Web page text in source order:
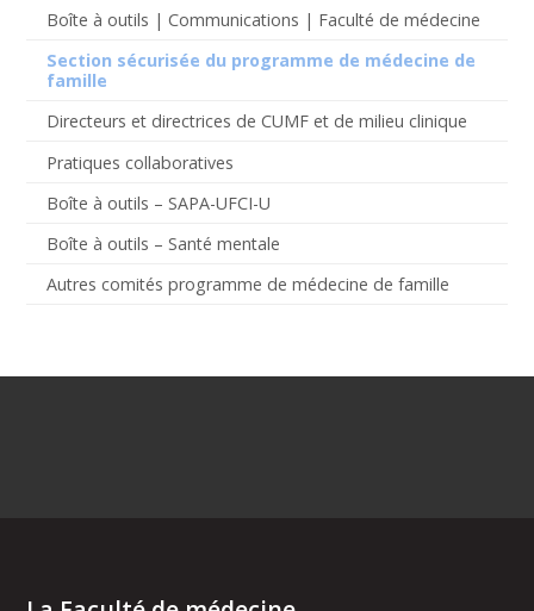
Boîte à outils | Communications | Faculté de médecine
Section sécurisée du programme de médecine de
famille
Directeurs et directrices de CUMF et de milieu clinique
Pratiques collaboratives
Boîte à outils – SAPA-UFCI-U
Boîte à outils – Santé mentale
Autres comités programme de médecine de famille